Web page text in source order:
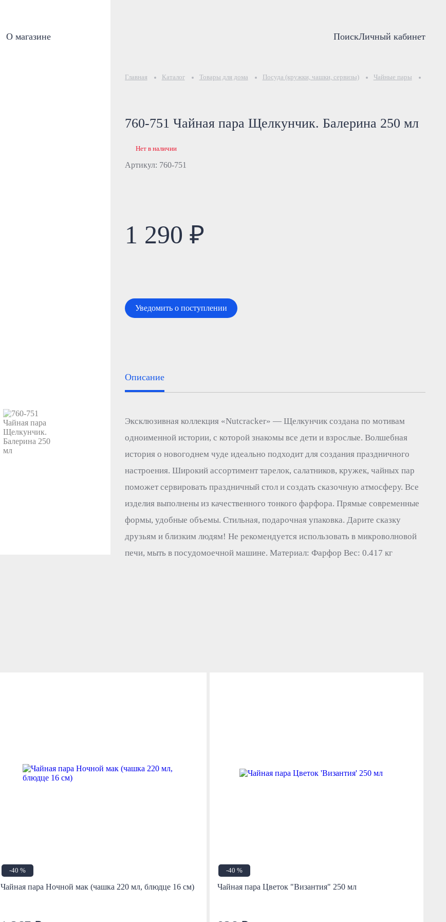
О магазине ПоискЛичный кабинет
Главная Каталог Товары для дома Посуда (кружки, чашки, сервизы) Чайные пары
760-751 Чайная пара Щелкунчик. Балерина 250 мл
Артикул: 760-751
Нет в наличии
1 290 ₽
Уведомить о поступлении
Описание
Эксклюзивная коллекция «Nutcracker» — Щелкунчик создана по мотивам
одноименной истории, с которой знакомы все дети и взрослые. Волшебная
история о новогоднем чуде идеально подходит для создания праздничного
настроения. Широкий ассортимент тарелок, салатников, кружек, чайных пар
поможет сервировать праздничный стол и создать сказочную атмосферу. Все
изделия выполнены из качественного тонкого фарфора. Прямые современные
формы, удобные объемы. Стильная, подарочная упаковка. Дарите сказку
друзьям и близким людям! Не рекомендуется использовать в микроволновой
печи, мыть в посудомоечной машине. Материал: Фарфор Вес: 0.417 кг
-40 %
Чайная пара Ночной мак (чашка 220 мл, блюдце 16 см)
-40 %
Чайная пара Цветок "Византия" 250 мл